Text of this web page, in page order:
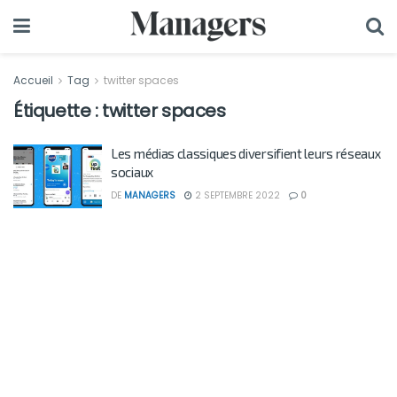
Accueil Tag twitter spaces
Étiquette :twitter spaces
Les médias classiques diversifient leurs réseaux
sociaux
DE MANAGERS 2 SEPTEMBRE 2022 0